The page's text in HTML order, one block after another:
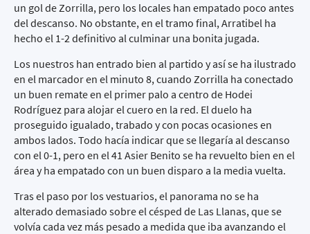
un gol de Zorrilla, pero los locales han empatado poco antes
del descanso. No obstante, en el tramo final, Arratibel ha
hecho el 1-2 definitivo al culminar una bonita jugada.
Los nuestros han entrado bien al partido y así se ha ilustrado
en el marcador en el minuto 8, cuando Zorrilla ha conectado
un buen remate en el primer palo a centro de Hodei
Rodríguez para alojar el cuero en la red. El duelo ha
proseguido igualado, trabado y con pocas ocasiones en
ambos lados. Todo hacía indicar que se llegaría al descanso
con el 0-1, pero en el 41 Asier Benito se ha revuelto bien en el
área y ha empatado con un buen disparo a la media vuelta.
Tras el paso por los vestuarios, el panorama no se ha
alterado demasiado sobre el césped de Las Llanas, que se
volvía cada vez más pesado a medida que iba avanzando el